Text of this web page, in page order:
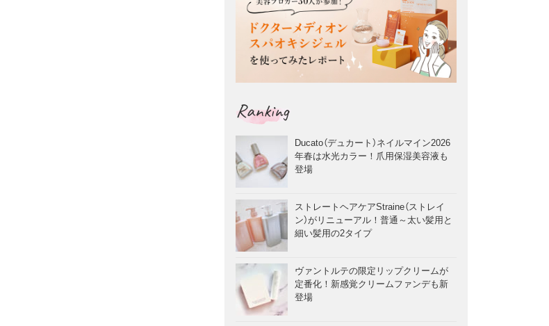
Ranking
Ducato（デュカート）ネイルマイン2026
年春は水光カラー！爪用保湿美容液も
登場
ストレートヘアケアStraine（ストレイ
ン）がリニューアル！普通～太い髪用と
細い髪用の2タイプ
ヴァントルテの限定リップクリームが
定番化！新感覚クリームファンデも新
登場